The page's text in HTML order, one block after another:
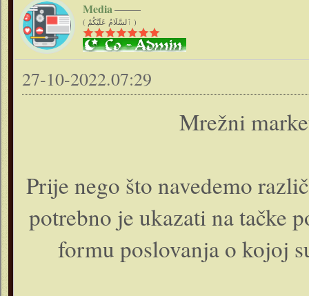
Media
( ٱلسَّلَامُ عَلَيْكُمْ )
27-10-2022.07:29
Mrežni
Prije nego što navedemo
potrebno je ukazati na tačke
formu poslovanja o kojoj